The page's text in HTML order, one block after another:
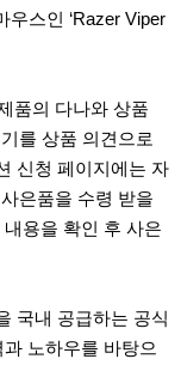
스인 ‘Razer Viper
품의 다나와 상품
를 상품 의견으로
신청 페이지에는 자
은품을 수령 받을
용을 확인 후 사은
국내 공급하는 공식
노하우를 바탕으